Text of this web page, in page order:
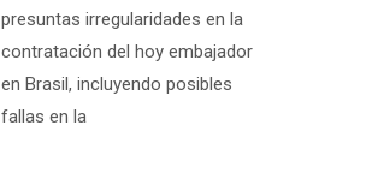
presuntas irregularidades en la
contratación del hoy embajador
en Brasil, incluyendo posibles
fallas en la